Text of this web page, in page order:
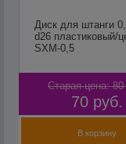
Диск для штанги
d26 пластиковый/
SXM-0,5
Старая цена: 80
70 руб.
В корзину